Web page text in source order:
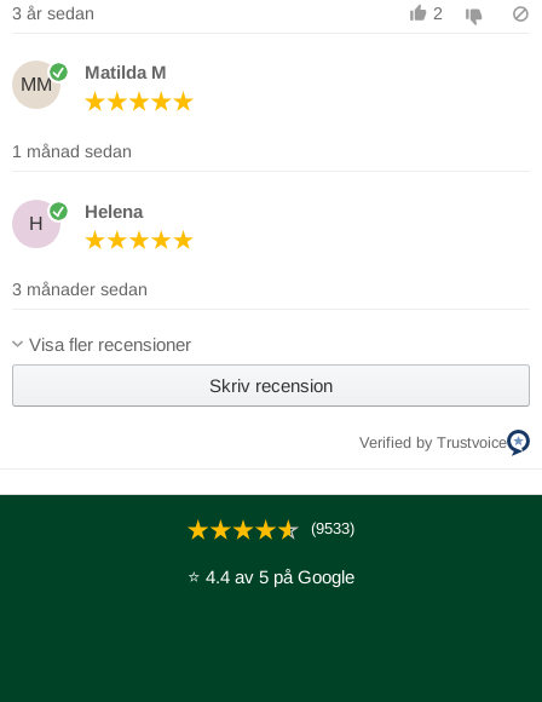
3 år sedan 2
MM
Matilda M
1 månad sedan
H
Helena
3 månader sedan
Visa fler recensioner
Skriv recension
Verified by Trustvoice
(9533)
⭐ 4.4 av 5 på Google